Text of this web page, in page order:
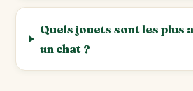
Quels jouets sont les plus
un chat ?